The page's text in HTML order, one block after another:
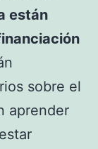
están
sobre el
aprender